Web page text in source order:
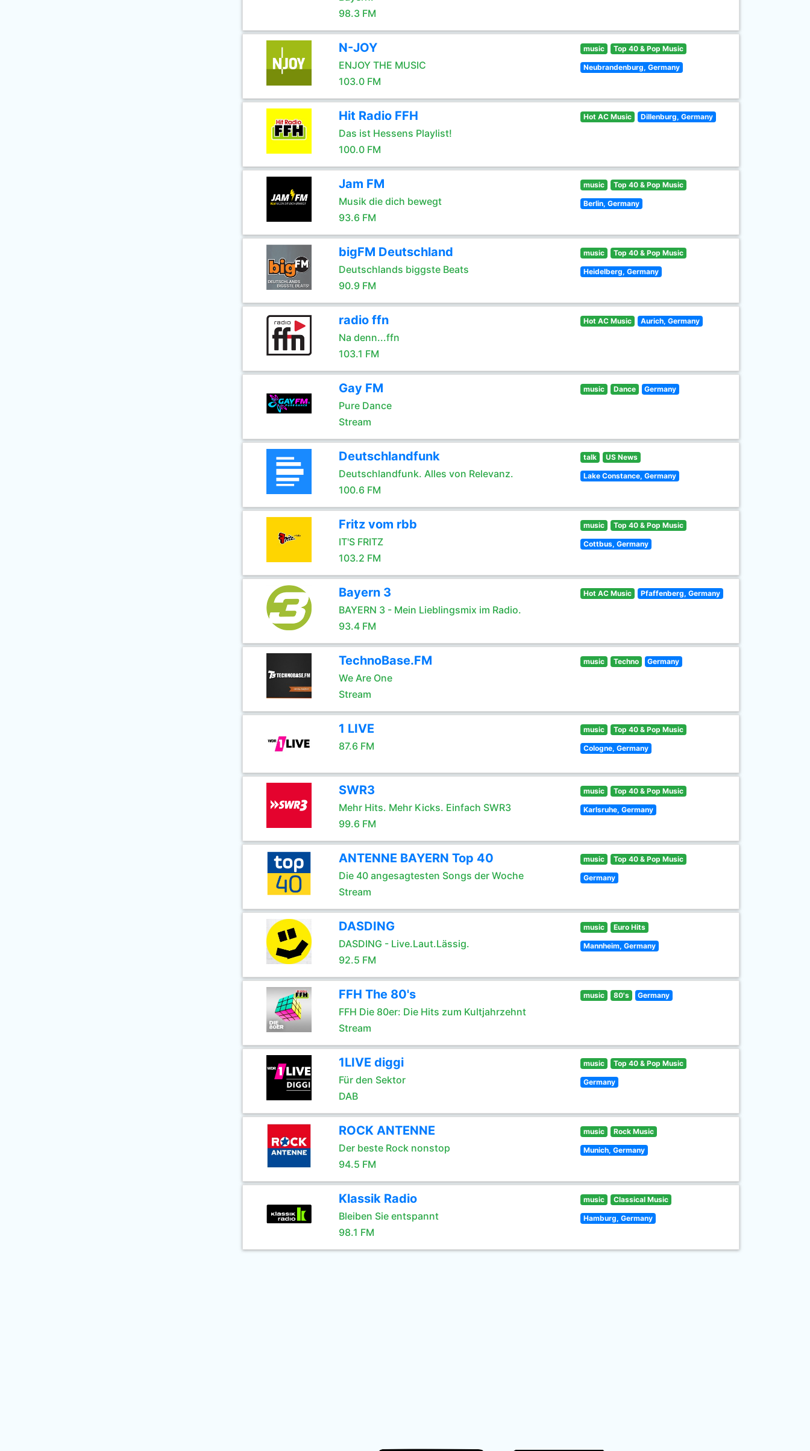
98.3 FM
N-JOY
ENJOY THE MUSIC
103.0 FM
music Top 40 & Pop Music
Neubrandenburg, Germany
Hit Radio FFH
Das ist Hessens Playlist!
100.0 FM
Hot AC Music Dillenburg, Germany
Jam FM
Musik die dich bewegt
93.6 FM
music Top 40 & Pop Music
Berlin, Germany
bigFM Deutschland
Deutschlands biggste Beats
90.9 FM
music Top 40 & Pop Music
Heidelberg, Germany
radio ffn
Na denn...ffn
103.1 FM
Hot AC Music Aurich, Germany
Gay FM
Pure Dance
Stream
music Dance Germany
Deutschlandfunk
Deutschlandfunk. Alles von Relevanz.
100.6 FM
talk US News
Lake Constance, Germany
Fritz vom rbb
IT'S FRITZ
103.2 FM
music Top 40 & Pop Music
Cottbus, Germany
Bayern 3
BAYERN 3 - Mein Lieblingsmix im Radio.
93.4 FM
Hot AC Music Pfaffenberg, Germany
TechnoBase.FM
We Are One
Stream
music Techno Germany
1 LIVE
87.6 FM
music Top 40 & Pop Music
Cologne, Germany
SWR3
Mehr Hits. Mehr Kicks. Einfach SWR3
99.6 FM
music Top 40 & Pop Music
Karlsruhe, Germany
ANTENNE BAYERN Top 40
Die 40 angesagtesten Songs der Woche
Stream
music Top 40 & Pop Music
Germany
DASDING
DASDING - Live.Laut.Lässig.
92.5 FM
music Euro Hits
Mannheim, Germany
FFH The 80's
FFH Die 80er: Die Hits zum Kultjahrzehnt
Stream
music 80's Germany
1LIVE diggi
Für den Sektor
DAB
music Top 40 & Pop Music
Germany
ROCK ANTENNE
Der beste Rock nonstop
94.5 FM
music Rock Music
Munich, Germany
Klassik Radio
Bleiben Sie entspannt
98.1 FM
music Classical Music
Hamburg, Germany